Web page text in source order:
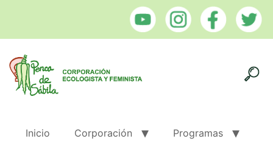
Inicio Corporación Programas